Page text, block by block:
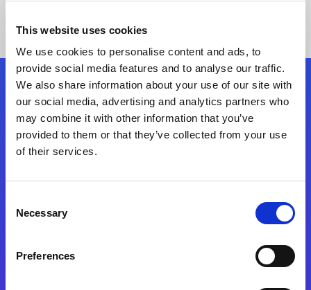
This website uses cookies
We use cookies to personalise content and ads, to
provide social media features and to analyse our traffic.
We also share information about your use of our site with
our social media, advertising and analytics partners who
may combine it with other information that you’ve
provided to them or that they’ve collected from your use
of their services.
Selection
Necessary
Preferences
お問合せ
フォローする